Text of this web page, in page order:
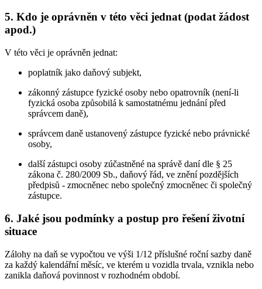
5. Kdo je oprávněn v této věci jednat (podat žádost
apod.)
V této věci je oprávněn jednat:
poplatník jako daňový subjekt,
zákonný zástupce fyzické osoby nebo opatrovník (není-li
fyzická osoba způsobilá k samostatnému jednání před
správcem daně),
správcem daně ustanovený zástupce fyzické nebo právnické
osoby,
další zástupci osoby zúčastněné na správě daní dle § 25
zákona č. 280/2009 Sb., daňový řád, ve znění pozdějších
předpisů - zmocněnec nebo společný zmocněnec či společný
zástupce.
6. Jaké jsou podmínky a postup pro řešení životní
situace
Zálohy na daň se vypočtou ve výši 1/12 příslušné roční sazby daně
za každý kalendářní měsíc, ve kterém u vozidla trvala, vznikla nebo
zanikla daňová povinnost v rozhodném období.